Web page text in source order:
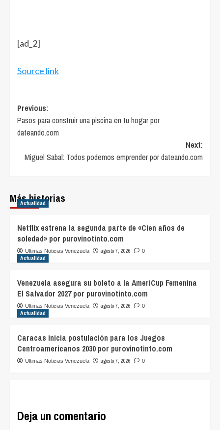
[ad_2]
Source link
Post
navigation
Previous:
Pasos para construir una piscina en tu hogar por
dateando.com
Next:
Miguel Sabal: Todos podemos emprender por dateando.com
Más historias
Actualidad
Netflix estrena la segunda parte de «Cien años de
soledad» por purovinotinto.com
Ultimas Noticias Venezuela agosto 7, 2026 0
Actualidad
Venezuela asegura su boleto a la AmeriCup Femenina
El Salvador 2027 por purovinotinto.com
Ultimas Noticias Venezuela agosto 7, 2026 0
Actualidad
Caracas inicia postulación para los Juegos
Centroamericanos 2030 por purovinotinto.com
Ultimas Noticias Venezuela agosto 7, 2026 0
Deja un comentario